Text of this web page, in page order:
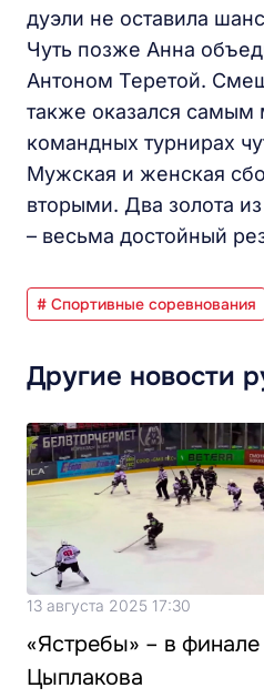
дуэли не оставила
Чуть позже Анна
Антоном Теретой.
также оказался самым
командных турнирах
Мужская и женская
вторыми. Два золота
– весьма достойный
# Спортивные соревнования
Другие новости
13 августа 2025 17:30
«Ястребы» – в
Цыплакова